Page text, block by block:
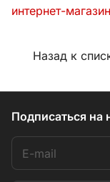
интернет-
Назад к
Подписаться на